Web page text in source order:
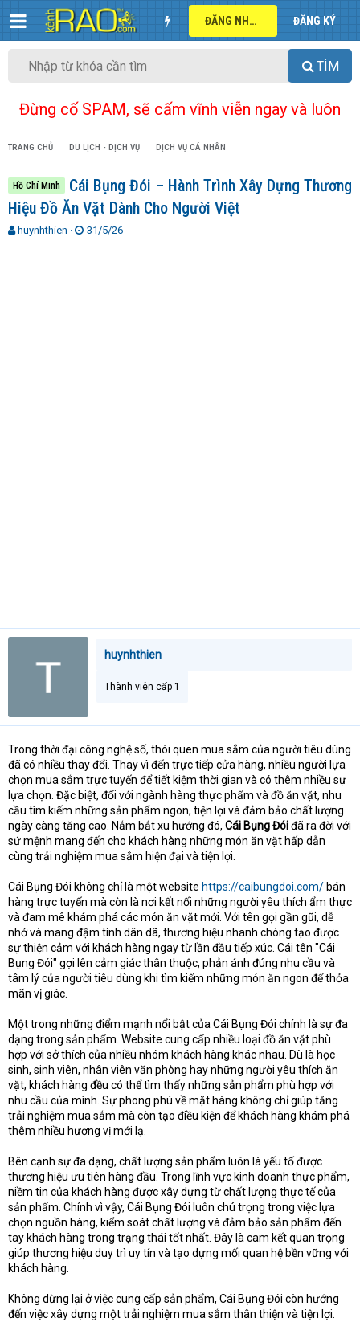
ĐĂNG NHẬP ĐĂNG KÝ
TÌM
Đừng cố SPAM, sẽ cấm vĩnh viễn ngay và luôn
TRANG CHỦ DU LỊCH - DỊCH VỤ DỊCH VỤ CÁ NHÂN
Hồ Chí Minh
Cái Bụng Đói – Hành Trình Xây Dựng Thương
Hiệu Đồ Ăn Vặt Dành Cho Người Việt
Thuynhthien
N
31/5/26
huynhthien
Thành viên cấp 1
Trong thời đại công nghệ số, thói quen mua sắm của người tiêu dùng
đã có nhiều thay đổi. Thay vì đến trực tiếp cửa hàng, nhiều người lựa
chọn mua sắm trực tuyến để tiết kiệm thời gian và có thêm nhiều sự
lựa chọn. Đặc biệt, đối với ngành hàng thực phẩm và đồ ăn vặt, nhu
cầu tìm kiếm những sản phẩm ngon, tiện lợi và đảm bảo chất lượng
ngày càng tăng cao. Nắm bắt xu hướng đó, Cái Bụng Đóiđã ra đời với
sứ mệnh mang đến cho khách hàng những món ăn vặt hấp dẫn
cùng trải nghiệm mua sắm hiện đại và tiện lợi.
Cái Bụng Đói không chỉ là một website https://caibungdoi.com/ bán
hàng trực tuyến mà còn là nơi kết nối những người yêu thích ẩm thực
và đam mê khám phá các món ăn vặt mới. Với tên gọi gần gũi, dễ
nhớ và mang đậm tính dân dã, thương hiệu nhanh chóng tạo được
sự thiện cảm với khách hàng ngay từ lần đầu tiếp xúc. Cái tên "Cái
Bụng Đói" gợi lên cảm giác thân thuộc, phản ánh đúng nhu cầu và
tâm lý của người tiêu dùng khi tìm kiếm những món ăn ngon để thỏa
mãn vị giác.
Một trong những điểm mạnh nổi bật của Cái Bụng Đói chính là sự đa
dạng trong sản phẩm. Website cung cấp nhiều loại đồ ăn vặt phù
hợp với sở thích của nhiều nhóm khách hàng khác nhau. Dù là học
sinh, sinh viên, nhân viên văn phòng hay những người yêu thích ăn
vặt, khách hàng đều có thể tìm thấy những sản phẩm phù hợp với
nhu cầu của mình. Sự phong phú về mặt hàng không chỉ giúp tăng
trải nghiệm mua sắm mà còn tạo điều kiện để khách hàng khám phá
thêm nhiều hương vị mới lạ.
Bên cạnh sự đa dạng, chất lượng sản phẩm luôn là yếu tố được
thương hiệu ưu tiên hàng đầu. Trong lĩnh vực kinh doanh thực phẩm,
niềm tin của khách hàng được xây dựng từ chất lượng thực tế của
sản phẩm. Chính vì vậy, Cái Bụng Đói luôn chú trọng trong việc lựa
chọn nguồn hàng, kiểm soát chất lượng và đảm bảo sản phẩm đến
tay khách hàng trong trạng thái tốt nhất. Đây là cam kết quan trọng
giúp thương hiệu duy trì uy tín và tạo dựng mối quan hệ bền vững với
khách hàng.
Không dừng lại ở việc cung cấp sản phẩm, Cái Bụng Đói còn hướng
đến việc xây dựng một trải nghiệm mua sắm thân thiện và tiện lợi.